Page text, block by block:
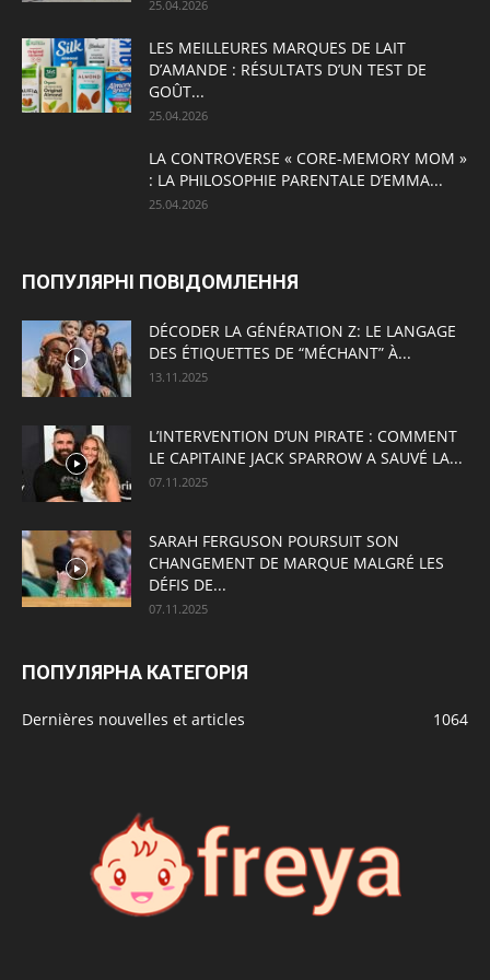
25.04.2026
LES MEILLEURES MARQUES DE LAIT
D’AMANDE : RÉSULTATS D’UN TEST DE
GOÛT...
25.04.2026
LA CONTROVERSE « CORE-MEMORY MOM »
: LA PHILOSOPHIE PARENTALE D’EMMA...
25.04.2026
ПОПУЛЯРНІ ПОВІДОМЛЕННЯ
DÉCODER LA GÉNÉRATION Z: LE LANGAGE
DES ÉTIQUETTES DE “MÉCHANT” À...
13.11.2025
L’INTERVENTION D’UN PIRATE : COMMENT
LE CAPITAINE JACK SPARROW A SAUVÉ LA...
07.11.2025
SARAH FERGUSON POURSUIT SON
CHANGEMENT DE MARQUE MALGRÉ LES
DÉFIS DE...
07.11.2025
ПОПУЛЯРНА КАТЕГОРІЯ
Dernières nouvelles et articles 1064